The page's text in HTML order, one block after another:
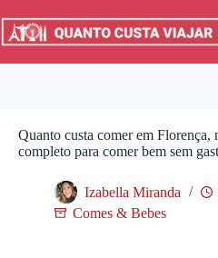
para
Quanto custa comer em Florença,
completo para comer bem sem
Izabella Miranda
Comes & Bebes